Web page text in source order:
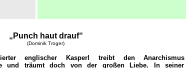
„Punch haut drauf“
(Dominik Troger)
englischer Kasperl treibt den
und träumt doch von der großen Liebe. In seiner